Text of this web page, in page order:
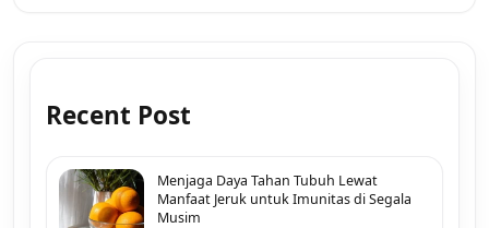
Recent Post
Menjaga Daya Tahan Tubuh Lewat
Manfaat Jeruk untuk Imunitas di Segala
Musim